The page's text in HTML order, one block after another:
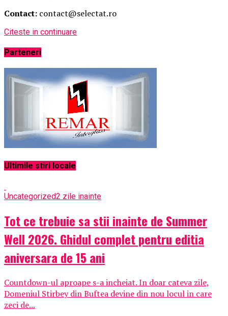
Contact: contact@selectat.ro
Citeste in continuare
Parteneri
Ultimile stiri locale
Uncategorized2 zile inainte
Tot ce trebuie sa stii inainte de Summer
Well 2026. Ghidul complet pentru editia
aniversara de 15 ani
Countdown-ul aproape s-a incheiat. In doar cateva zile,
Domeniul Stirbey din Buftea devine din nou locul in care
zeci de...